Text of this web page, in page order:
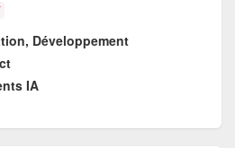
Développement
IA